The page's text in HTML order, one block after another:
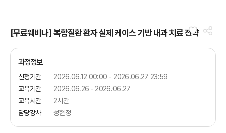
[무료웨비나] 복합질환 환자 실제 케이스 기반 내과 치료 전략
과정정보
신청기간
2026.06.12 00:00 - 2026.06.27 23:59
교육기간
2026.06.26 - 2026.06.27
교육시간
2시간
담당강사
성현정